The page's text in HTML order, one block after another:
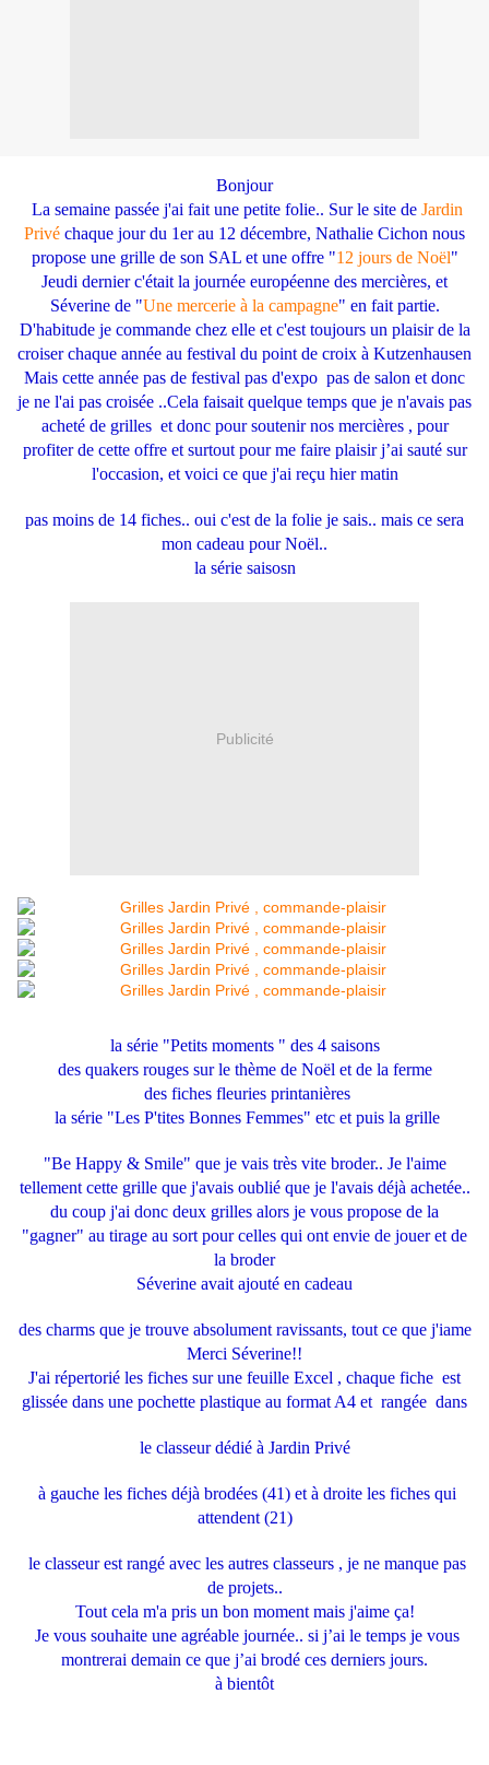
Bonjour
La semaine passée j'ai fait une petite folie.. Sur le site deJardin
Privé chaque jour du 1er au 12 décembre, Nathalie Cichon nous
propose une grille de son SAL et une offre "12 jours de Noël"
Jeudi dernier c'était la journée européenne des mercières, et
Séverine de "Une mercerie à la campagne" en fait partie.
D'habitude je commande chez elle et c'est toujours un plaisir de la
croiser chaque année au festival du point de croix à Kutzenhausen
Mais cette année pas de festival pas d'expo pas de salon et donc
je ne l'ai pas croisée ..Cela faisait quelque temps que je n'avais pas
acheté de grilles et donc pour soutenir nos mercières , pour
profiter de cette offre et surtout pour me faire plaisir j’ai sauté sur
l'occasion, et voici ce que j'ai reçu hier matin
pas moins de 14 fiches.. oui c'est de la folie je sais.. mais ce sera
mon cadeau pour Noël..
la série saisosn
Publicité
la série "Petits moments " des 4 saisons
des quakers rouges sur le thème de Noël et de la ferme
des fiches fleuries printanières
la série "Les P'tites Bonnes Femmes" etcet puis la grille
"Be Happy & Smile" que je vais très vite broder.. Je l'aime
tellement cette grille que j'avais oublié que je l'avais déjà achetée..
du coup j'ai donc deux grilles alors je vous propose de la
"gagner" au tirage au sort pour celles qui ont envie de jouer et de
la broder
Séverine avait ajouté en cadeau
des charms que je trouve absolument ravissants, tout ce que j'iame
Merci Séverine!!
J'ai répertorié les fiches sur une feuille Excel , chaque fiche est
glissée dans une pochette plastique au format A4 et rangée dans
le classeur dédié à Jardin Privé
à gauche les fiches déjà brodées (41) et à droite les fiches qui
attendent (21)
le classeur est rangé avec les autres classeurs , je ne manque pas
de projets..
Tout cela m'a pris un bon moment mais j'aime ça!
Je vous souhaite une agréable journée.. si j’ai le temps je vous
montrerai demain ce que j’ai brodé ces derniers jours.
à bientôt